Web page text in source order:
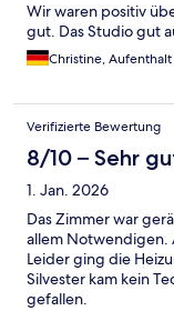
Wir waren positiv
gut. Das Studio gut
Christine,
Verifizierte Bewertung
8/10 – Sehr
1. Jan. 2026
Das Zimmer war
allem Notwendigen.
Leider ging die
Silvester kam kein
gefallen.